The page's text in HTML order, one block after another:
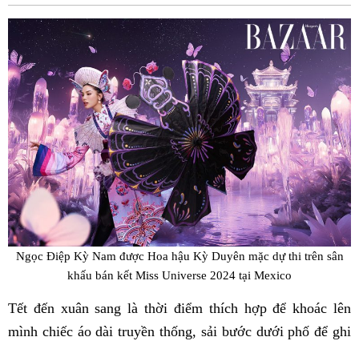
Ngọc Điệp Kỳ Nam được Hoa hậu Kỳ Duyên mặc dự thi trên sân
khấu bán kết Miss Universe 2024 tại Mexico
Tết đến xuân sang là thời điểm thích hợp để khoác lên
mình chiếc áo dài truyền thống, sải bước dưới phố để ghi